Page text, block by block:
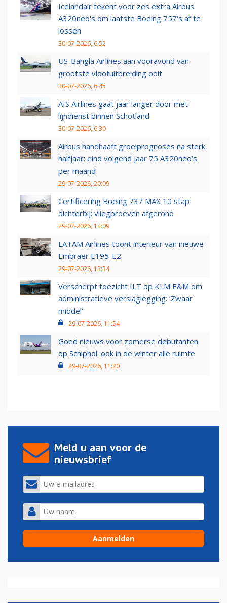
Icelandair tekent voor zes extra Airbus
A320neo's om laatste Boeing 757's af te
lossen
30-07-2026, 6:52
US-Bangla Airlines aan vooravond van
grootste vlootuitbreiding ooit
30-07-2026, 6:45
AIS Airlines gaat jaar langer door met
lijndienst binnen Schotland
30-07-2026, 6:30
Airbus handhaaft groeiprognoses na sterk
halfjaar: eind volgend jaar 75 A320neo’s
per maand
29-07-2026, 20:09
Certificering Boeing 737 MAX 10 stap
dichterbij: vliegproeven afgerond
29-07-2026, 14:09
LATAM Airlines toont interieur van nieuwe
Embraer E195-E2
29-07-2026, 13:34
Verscherpt toezicht ILT op KLM E&M om
administratieve verslaglegging: ‘Zwaar
middel’
29-07-2026, 11:54
Goed nieuws voor zomerse debutanten
op Schiphol: ook in de winter alle ruimte
29-07-2026, 11:20
Meld u aan voor de
nieuwsbrief